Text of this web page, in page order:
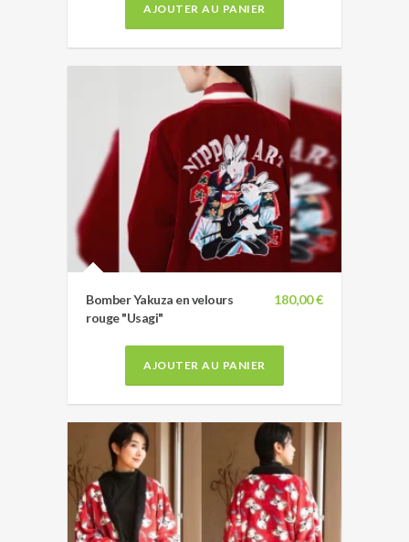
AJOUTER AU PANIER
180,00 €
Bomber Yakuza en velours
rouge "Usagi"
AJOUTER AU PANIER